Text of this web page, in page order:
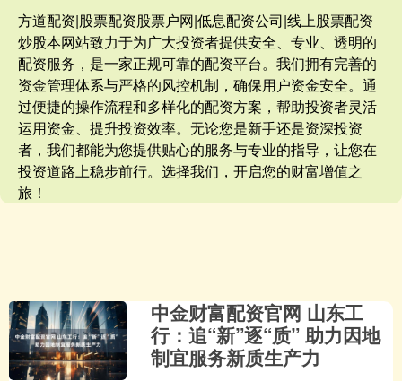
方道配资|股票配资股票户网|低息配资公司|线上股票配资
炒股本网站致力于为广大投资者提供安全、专业、透明的
配资服务，是一家正规可靠的配资平台。我们拥有完善的
资金管理体系与严格的风控机制，确保用户资金安全。通
过便捷的操作流程和多样化的配资方案，帮助投资者灵活
运用资金、提升投资效率。无论您是新手还是资深投资
者，我们都能为您提供贴心的服务与专业的指导，让您在
投资道路上稳步前行。选择我们，开启您的财富增值之
旅！
中金财富配资官网 山东工
行：追“新”逐“质” 助力因地
制宜服务新质生产力